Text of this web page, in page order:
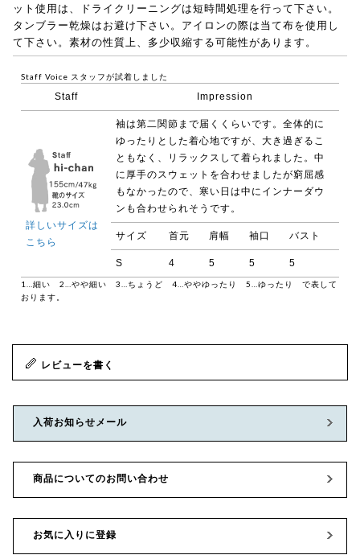
ット使用は、ドライクリーニングは短時間処理を行って下さい。
タンブラー乾燥はお避け下さい。アイロンの際は当て布を使用し
て下さい。素材の性質上、多少収縮する可能性があります。
Staff Voice スタッフが試着しました
Staff Impression
詳しいサイズは
こちら
袖は第二関節まで届くくらいです。全体的に
ゆったりとした着心地ですが、大き過ぎるこ
ともなく、リラックスして着られました。中
に厚手のスウェットを合わせましたが窮屈感
もなかったので、寒い日は中にインナーダウ
ンも合わせられそうです。
サイズ 首元 肩幅 袖口 バスト
S 4 5 5 5
1…細い 2…やや細い 3…ちょうど 4…ややゆったり 5…ゆったり で表して
おります。
レビューを書く
入荷お知らせメール
商品についてのお問い合わせ
お気に入りに登録